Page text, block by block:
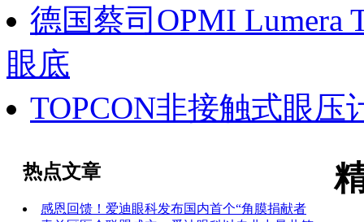
德国蔡司OPMI Lumera
眼底
TOPCON非接触式眼压
热点文章
感恩回馈！爱迪眼科发布国内首个“角膜捐献者